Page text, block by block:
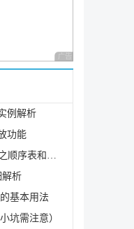
广告 商业广告，理性
例解析
功能
C语言编程数据结构线性表之顺序表和链表原理分析
解析
基本用法
坑需注意）